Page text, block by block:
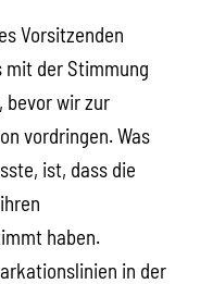
Vorsitzenden
mit der Stimmung
bevor wir zur
vordringen. Was
ist, dass die
haben.
in der